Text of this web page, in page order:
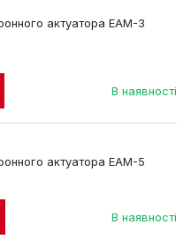
актуатора EAM-3
В наявності
актуатора EAM-5
В наявності